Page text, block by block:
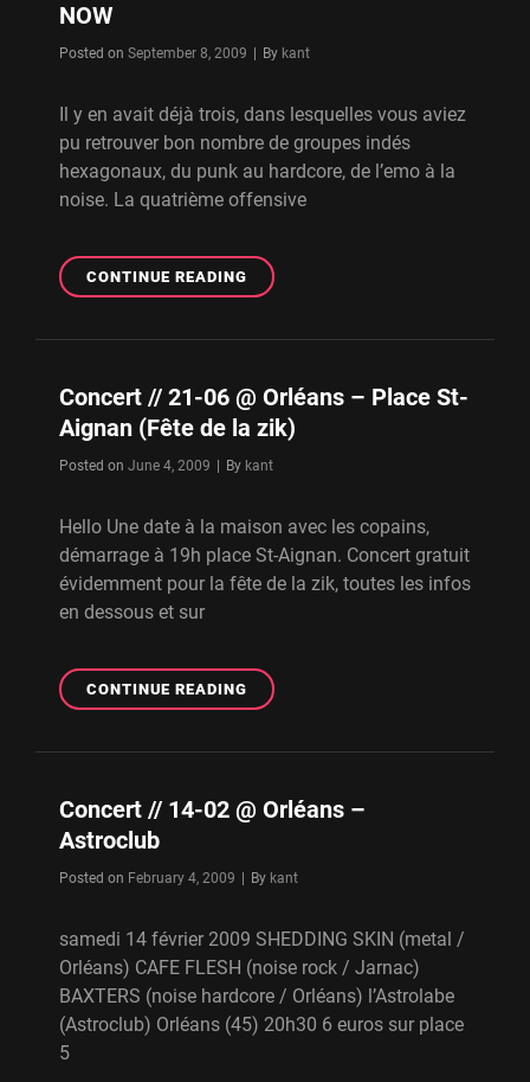
NOW
Posted on September 8, 2009 By Byline
kant
Il y en avait déjà trois, dans lesquelles vous aviez
pu retrouver bon nombre de groupes indés
hexagonaux, du punk au hardcore, de l’emo à la
noise. La quatrième offensive
CONTINUE READINGCOMPILATION
DES
OUT
NOW
Concert // 21-06 @ Orléans – Place St-
Aignan (Fête de la zik)
Posted on June 4, 2009 By Byline
kant
Hello Une date à la maison avec les copains,
démarrage à 19h place St-Aignan. Concert gratuit
évidemment pour la fête de la zik, toutes les infos
en dessous et sur
CONTINUE READINGCONCERT
//
ORLÉANS
ST-
(FÊTE
DE
ZIK)
Concert // 14-02 @ Orléans –
Astroclub
Posted on February 4, 2009 By Byline
kant
samedi 14 février 2009 SHEDDING SKIN (metal /
Orléans) CAFE FLESH (noise rock / Jarnac)
BAXTERS (noise hardcore / Orléans) l’Astrolabe
(Astroclub) Orléans (45) 20h30 6 euros sur place
5